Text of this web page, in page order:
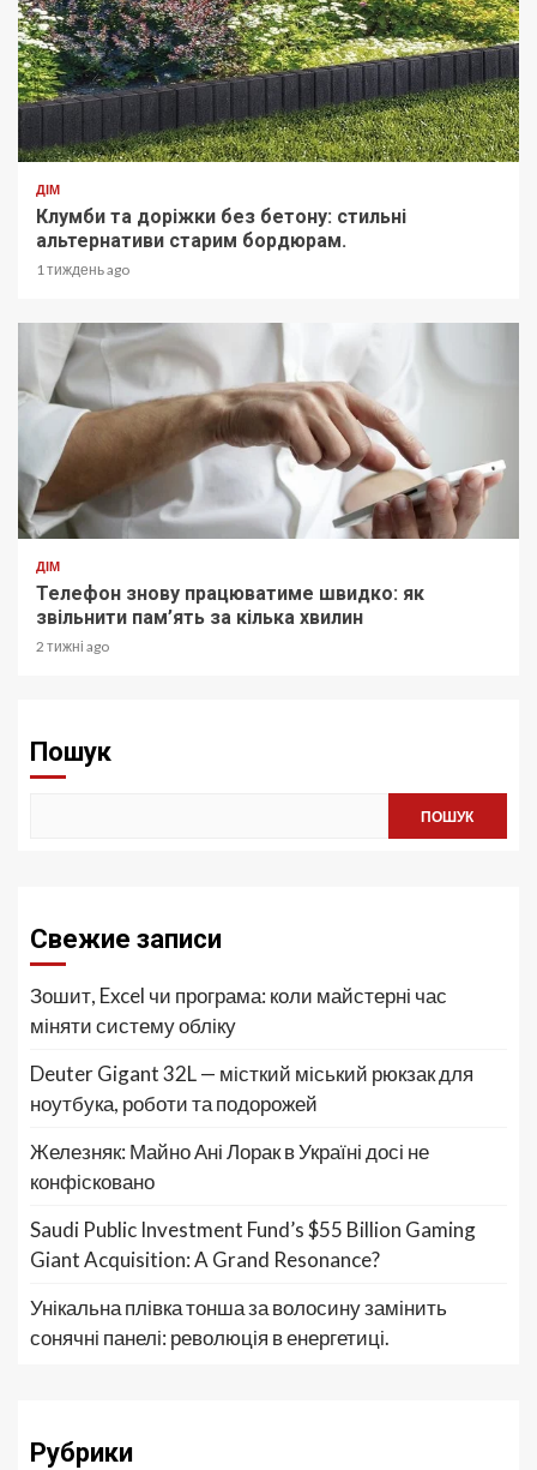
ДІМ
Клумби та доріжки без бетону: стильні
альтернативи старим бордюрам.
1 тиждень ago
ДІМ
Телефон знову працюватиме швидко: як
звільнити пам’ять за кілька хвилин
2 тижні ago
Пошук
ПОШУК
Свежие записи
Зошит, Excel чи програма: коли майстерні час
міняти систему обліку
Deuter Gigant 32L — місткий міський рюкзак для
ноутбука, роботи та подорожей
Железняк: Майно Ані Лорак в Україні досі не
конфісковано
Saudi Public Investment Fund’s $55 Billion Gaming
Giant Acquisition: A Grand Resonance?
Унікальна плівка тонша за волосину замінить
сонячні панелі: революція в енергетиці.
Рубрики